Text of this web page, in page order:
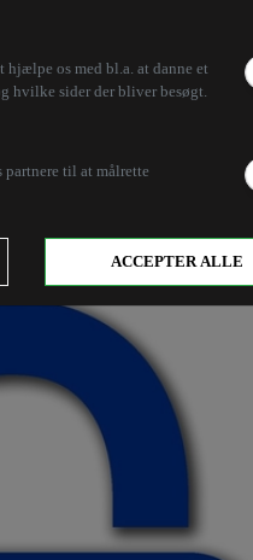
hjælpe os med bl.a. at danne et
hvilke sider der bliver besøgt.
partnere til at målrette
ACCEPTER ALLE
skriver Marianne
EU ret til at